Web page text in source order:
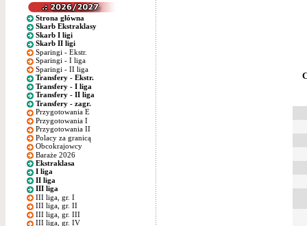
Strona główna
Skarb Ekstraklasy
Skarb I ligi
Skarb II ligi
Sparingi - Ekstr.
Sparingi - I liga
Sparingi - II liga
Transfery - Ekstr.
Transfery - I liga
Transfery - II liga
Transfery - zagr.
Przygotowania E
Przygotowania I
Przygotowania II
Polacy za granicą
Obcokrajowcy
Baraże 2026
Ekstraklasa
I liga
II liga
III liga
III liga, gr. I
III liga, gr. II
III liga, gr. III
III liga, gr. IV